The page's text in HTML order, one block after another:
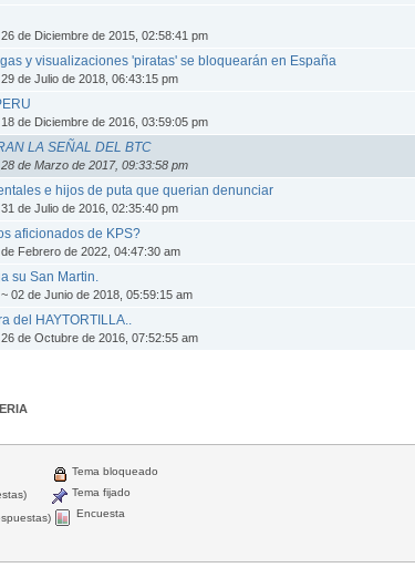
de Diciembre de 2015, 02:58:41 pm
y visualizaciones 'piratas' se bloquearán en España
de Julio de 2018, 06:43:15 pm
de Diciembre de 2016, 03:59:05 pm
LA SEÑAL DEL BTC
de Marzo de 2017, 09:33:58 pm
e hijos de puta que querian denunciar
de Julio de 2016, 02:35:40 pm
aficionados de KPS?
Febrero de 2022, 04:47:30 am
su San Martin.
~ 02 de Junio de 2018, 05:59:15 am
del HAYTORTILLA..
de Octubre de 2016, 07:52:55 am
Tema bloqueado
Tema fijado
Encuesta